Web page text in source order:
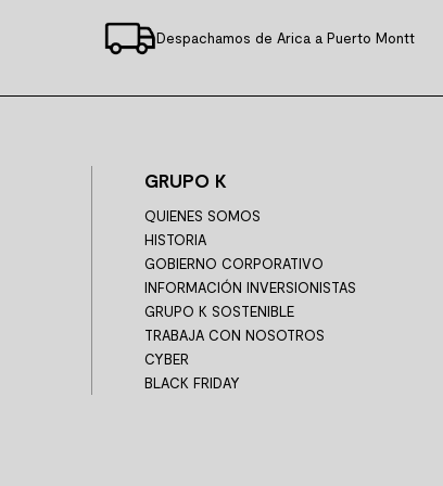
Despachamos de Arica a Puerto Montt
GRUPO K
QUIENES SOMOS
HISTORIA
GOBIERNO CORPORATIVO
INFORMACIÓN INVERSIONISTAS
GRUPO K SOSTENIBLE
TRABAJA CON NOSOTROS
CYBER
BLACK FRIDAY